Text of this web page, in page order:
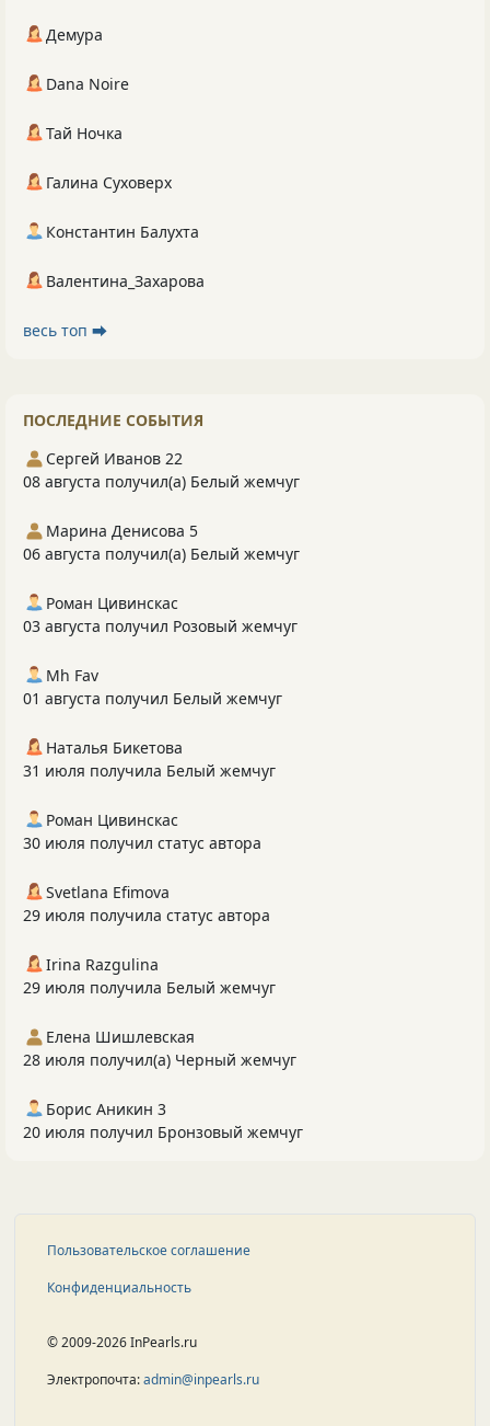
Демура
Dana Noire
Тай Ночка
Галина Суховерх
Константин Балухта
Валентина_Захарова
весь топ ⮕
ПОСЛЕДНИЕ СОБЫТИЯ
Сергей Иванов 22
08 августа получил(а) Белый жемчуг
Марина Денисова 5
06 августа получил(а) Белый жемчуг
Роман Цивинскас
03 августа получил Розовый жемчуг
Mh Fav
01 августа получил Белый жемчуг
Наталья Бикетова
31 июля получила Белый жемчуг
Роман Цивинскас
30 июля получил статус автора
Svetlana Efimova
29 июля получила статус автора
Irina Razgulina
29 июля получила Белый жемчуг
Елена Шишлевская
28 июля получил(а) Черный жемчуг
Борис Аникин 3
20 июля получил Бронзовый жемчуг
Пользовательское соглашение
Конфиденциальность
© 2009-2026 InPearls.ru
Электропочта:admin@inpearls.ru